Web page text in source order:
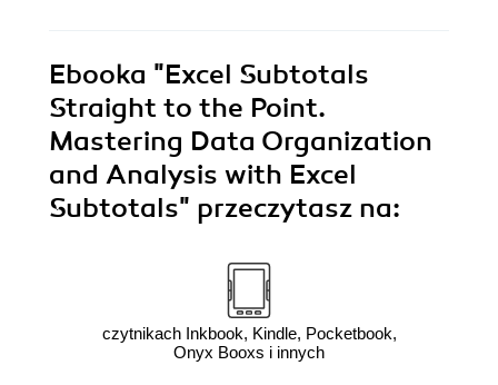
Ebooka "Excel Subtotals
Straight to the Point.
Mastering Data Organization
and Analysis with Excel
Subtotals" przeczytasz na:
czytnikach Inkbook, Kindle, Pocketbook,
Onyx Booxs i innych